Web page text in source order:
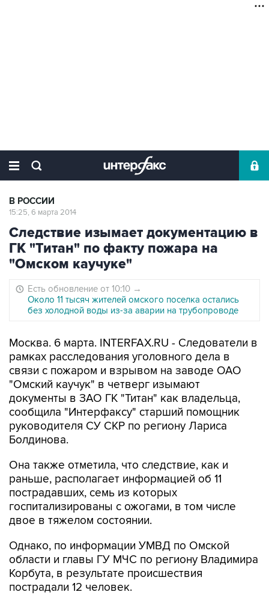
В РОССИИ
15:25, 6 марта 2014
Следствие изымает документацию в
ГК "Титан" по факту пожара на
"Омском каучуке"
Есть обновление от 10:10 →
Около 11 тысяч жителей омского поселка остались
без холодной воды из-за аварии на трубопроводе
Москва. 6 марта. INTERFAX.RU - Следователи в
рамках расследования уголовного дела в
связи с пожаром и взрывом на заводе ОАО
"Омский каучук" в четверг изымают
документы в ЗАО ГК "Титан" как владельца,
сообщила "Интерфаксу" старший помощник
руководителя СУ СКР по региону Лариса
Болдинова.
Она также отметила, что следствие, как и
раньше, располагает информацией об 11
пострадавших, семь из которых
госпитализированы с ожогами, в том числе
двое в тяжелом состоянии.
Однако, по информации УМВД по Омской
области и главы ГУ МЧС по региону Владимира
Корбута, в результате происшествия
пострадали 12 человек.